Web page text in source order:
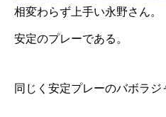
相変わらず上手い永野さん。
安定のプレーである。
同じく安定プレーのバボラジ